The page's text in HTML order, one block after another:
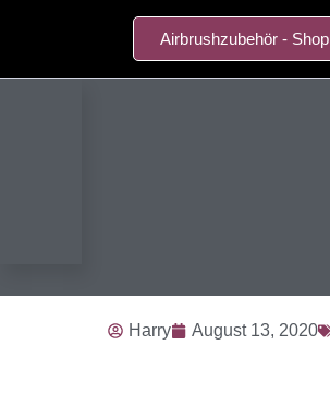
Airbrushzubehör - Shop
Harry August 13, 2020